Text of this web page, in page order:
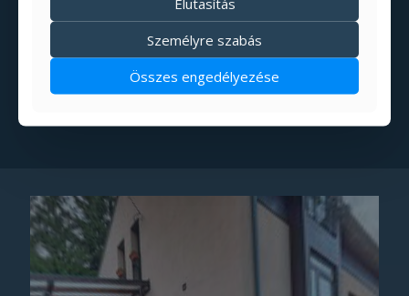
KERESÉS
Személyre szabás
Összes engedélyezése